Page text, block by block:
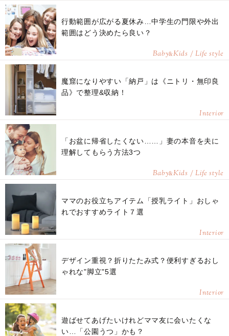
行動範囲が広がる夏休み…中学生の門限や外出
範囲はどう決めたら良い？
Baby&Kids / Life style
魔窟になりやすい「納戸」は《ニトリ・無印良
品》で整理&収納！
Interior
「お盆に帰省したくない……」妻の本音を夫に
理解してもらう方法3つ
Baby&Kids / Life style
ママのお役立ちアイテム「授乳ライト」おしゃ
れでおすすめライト７選
Interior
デザイン重視？折りたたみ式？便利すぎるおし
ゃれな"脚立"5選
Interior
遊ばせてあげたいけれどママ友に会いたくな
い…「公園うつ」かも？